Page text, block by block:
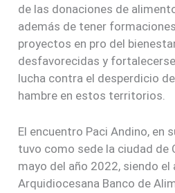
de las donaciones de
además de tener
proyectos en pro del
desfavorecidas y
lucha contra el desperdicio
hambre en estos territorios.
El encuentro Paci Andino, en
tuvo como sede la ciudad de
mayo del año 2022, siendo el
Arquidiocesana Banco de